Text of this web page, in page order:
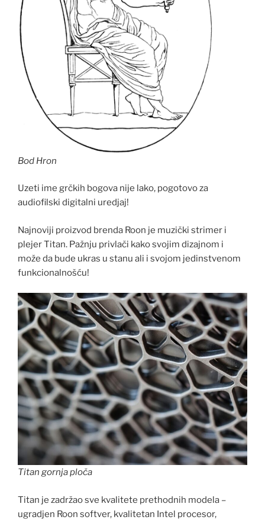
Bod Hron
Uzeti ime grčkih bogova nije lako, pogotovo za
audiofilski digitalni uredjaj!
Najnoviji proizvod brenda Roon je muzički strimer i
plejer Titan. Pažnju privlači kako svojim dizajnom i
može da bude ukras u stanu ali i svojom jedinstvenom
funkcionalnošću!
Titan gornja ploča
Titan je zadržao sve kvalitete prethodnih modela –
ugradjen Roon softver, kvalitetan Intel procesor,